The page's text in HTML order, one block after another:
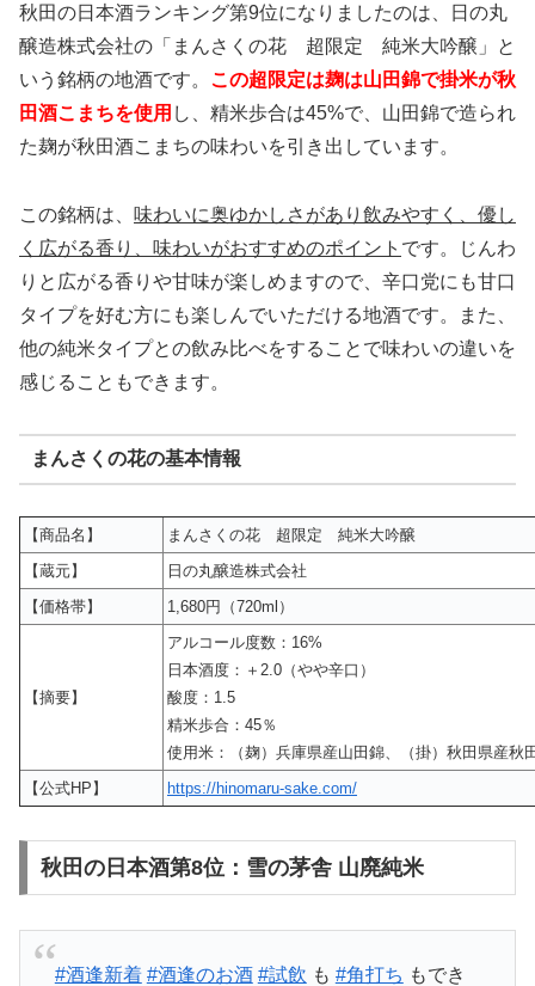
秋田の日本酒ランキング第9位になりましたのは、日の丸
醸造株式会社の「まんさくの花 超限定 純米大吟醸」と
いう銘柄の地酒です。 この超限定は麹は山田錦で掛米が秋
田酒こまちを使用 し、精米歩合は45%で、山田錦で造られ
た麹が秋田酒こまちの味わいを引き出しています。
この銘柄は、 味わいに奥ゆかしさがあり飲みやすく、優し
く広がる香り、味わいがおすすめのポイント です。じんわ
りと広がる香りや甘味が楽しめますので、辛口党にも甘口
タイプを好む方にも楽しんでいただける地酒です。また、
他の純米タイプとの飲み比べをすることで味わいの違いを
感じることもできます。
まんさくの花の基本情報
【商品名】
まんさくの花 超限定 純米大吟醸
【蔵元】
日の丸醸造株式会社
【価格帯】
1,680円（720ml）
【摘要】
アルコール度数：16%
日本酒度：＋2.0（やや辛口）
酸度：1.5
精米歩合：45％
使用米：（麹）兵庫県産山田錦、（掛）秋田県産秋
【公式HP】
https://hinomaru-sake.com/
秋田の日本酒第8位：雪の茅舎 山廃純米
#酒逢新着 #酒逢のお酒 #試飲 も #角打ち もでき